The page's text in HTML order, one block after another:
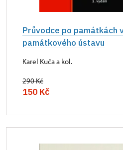
Průvodce po památkách
památkového ústavu
Karel Kuča a kol.
290 Kč
150 Kč